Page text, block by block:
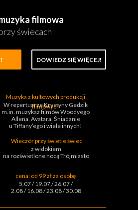
cena: od 99 zł za osobę
Muzyka z kultowych produkcji
filmowych
Wieczór przy świetle świec
z widokiem
na rozświetlone nocą Trójmiasto
DOWIEDZ SIĘ WIĘCEJ!
5.07 / 19.07 / 26.07 /
2.08 / 16.08 / 23.08 / 30.08
filmowa
świecach
W repertuarze Krystyny Gedzik
m.in. muzykaz filmów Woodyego
Allena, Avatara, Śniadanie
u Tiffany’ego i wiele innych!